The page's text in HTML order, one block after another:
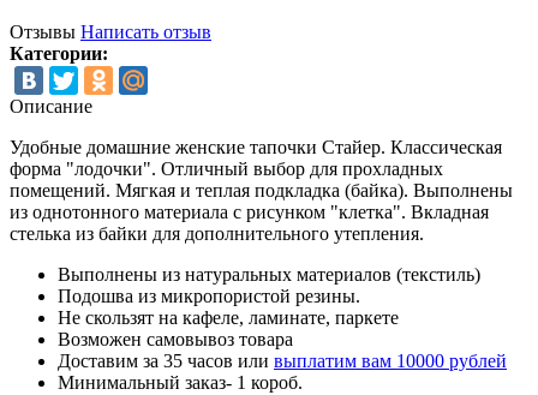
Отзывы Написать отзыв
Категории:
Описание
Удобные домашние женские тапочки Стайер. Классическая
форма "лодочки". Отличный выбор для прохладных
помещений. Мягкая и теплая подкладка (байка). Выполнены
из однотонного материала с рисунком "клетка". Вкладная
стелька из байки для дополнительного утепления.
Выполнены из натуральных материалов (текстиль)
Подошва из микропористой резины.
Не скользят на кафеле, ламинате, паркете
Возможен самовывоз товара
Доставим за 35 часов или выплатим вам 10000 рублей
Минимальный заказ- 1 короб.